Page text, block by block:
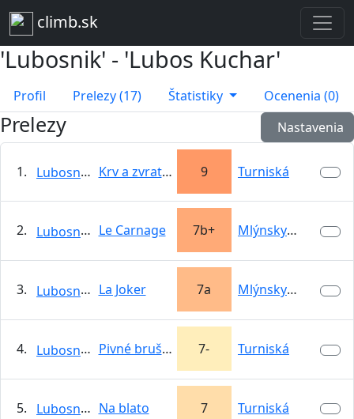
climb.sk
'Lubosnik' - 'Lubos Kuchar'
Profil Prelezy (17) Štatistiky Ocenenia (0)
Prelezy Nastavenia
1. Lubosnik Krv a zvratky 9 Turniská
2. Lubosnik Le Carnage 7b+ Mlýnsky vrch
3. Lubosnik La Joker 7a Mlýnsky vrch
4. Lubosnik Pivné bruško 7- Turniská
5. Lubosnik Na blato 7 Turniská